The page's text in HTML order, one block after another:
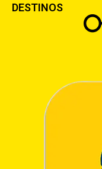
DESTINOS